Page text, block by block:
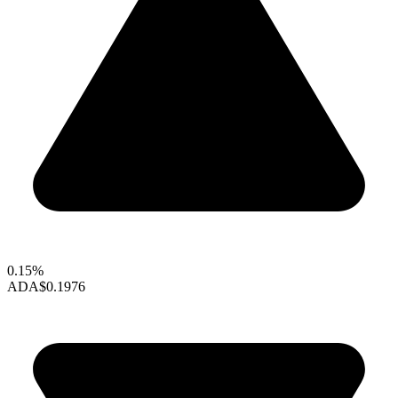
0.15%
ADA$0.1976